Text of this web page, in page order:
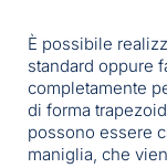
È possibile
standard oppure
completamente
di forma
possono essere
maniglia, che